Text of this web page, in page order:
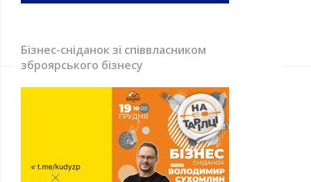
Бізнес-сніданок зі співвласником
зброярського бізнесу